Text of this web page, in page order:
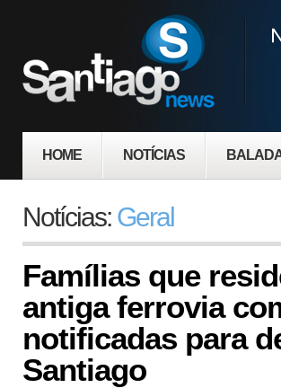
HOME NOTÍCIAS
Notícias: Geral
Famílias que
antiga ferrovia
notificadas para
Santiago